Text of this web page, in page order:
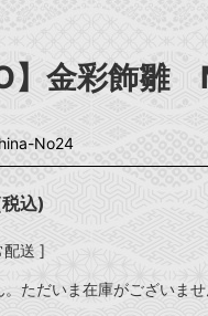
】金彩飾雛
No24
込)
配送 ]
ただいま在庫がございませ